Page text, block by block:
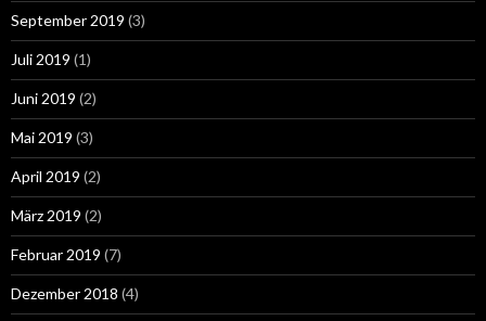
September 2019 (3)
Juli 2019 (1)
Juni 2019 (2)
Mai 2019 (3)
April 2019 (2)
März 2019 (2)
Februar 2019 (7)
Dezember 2018 (4)